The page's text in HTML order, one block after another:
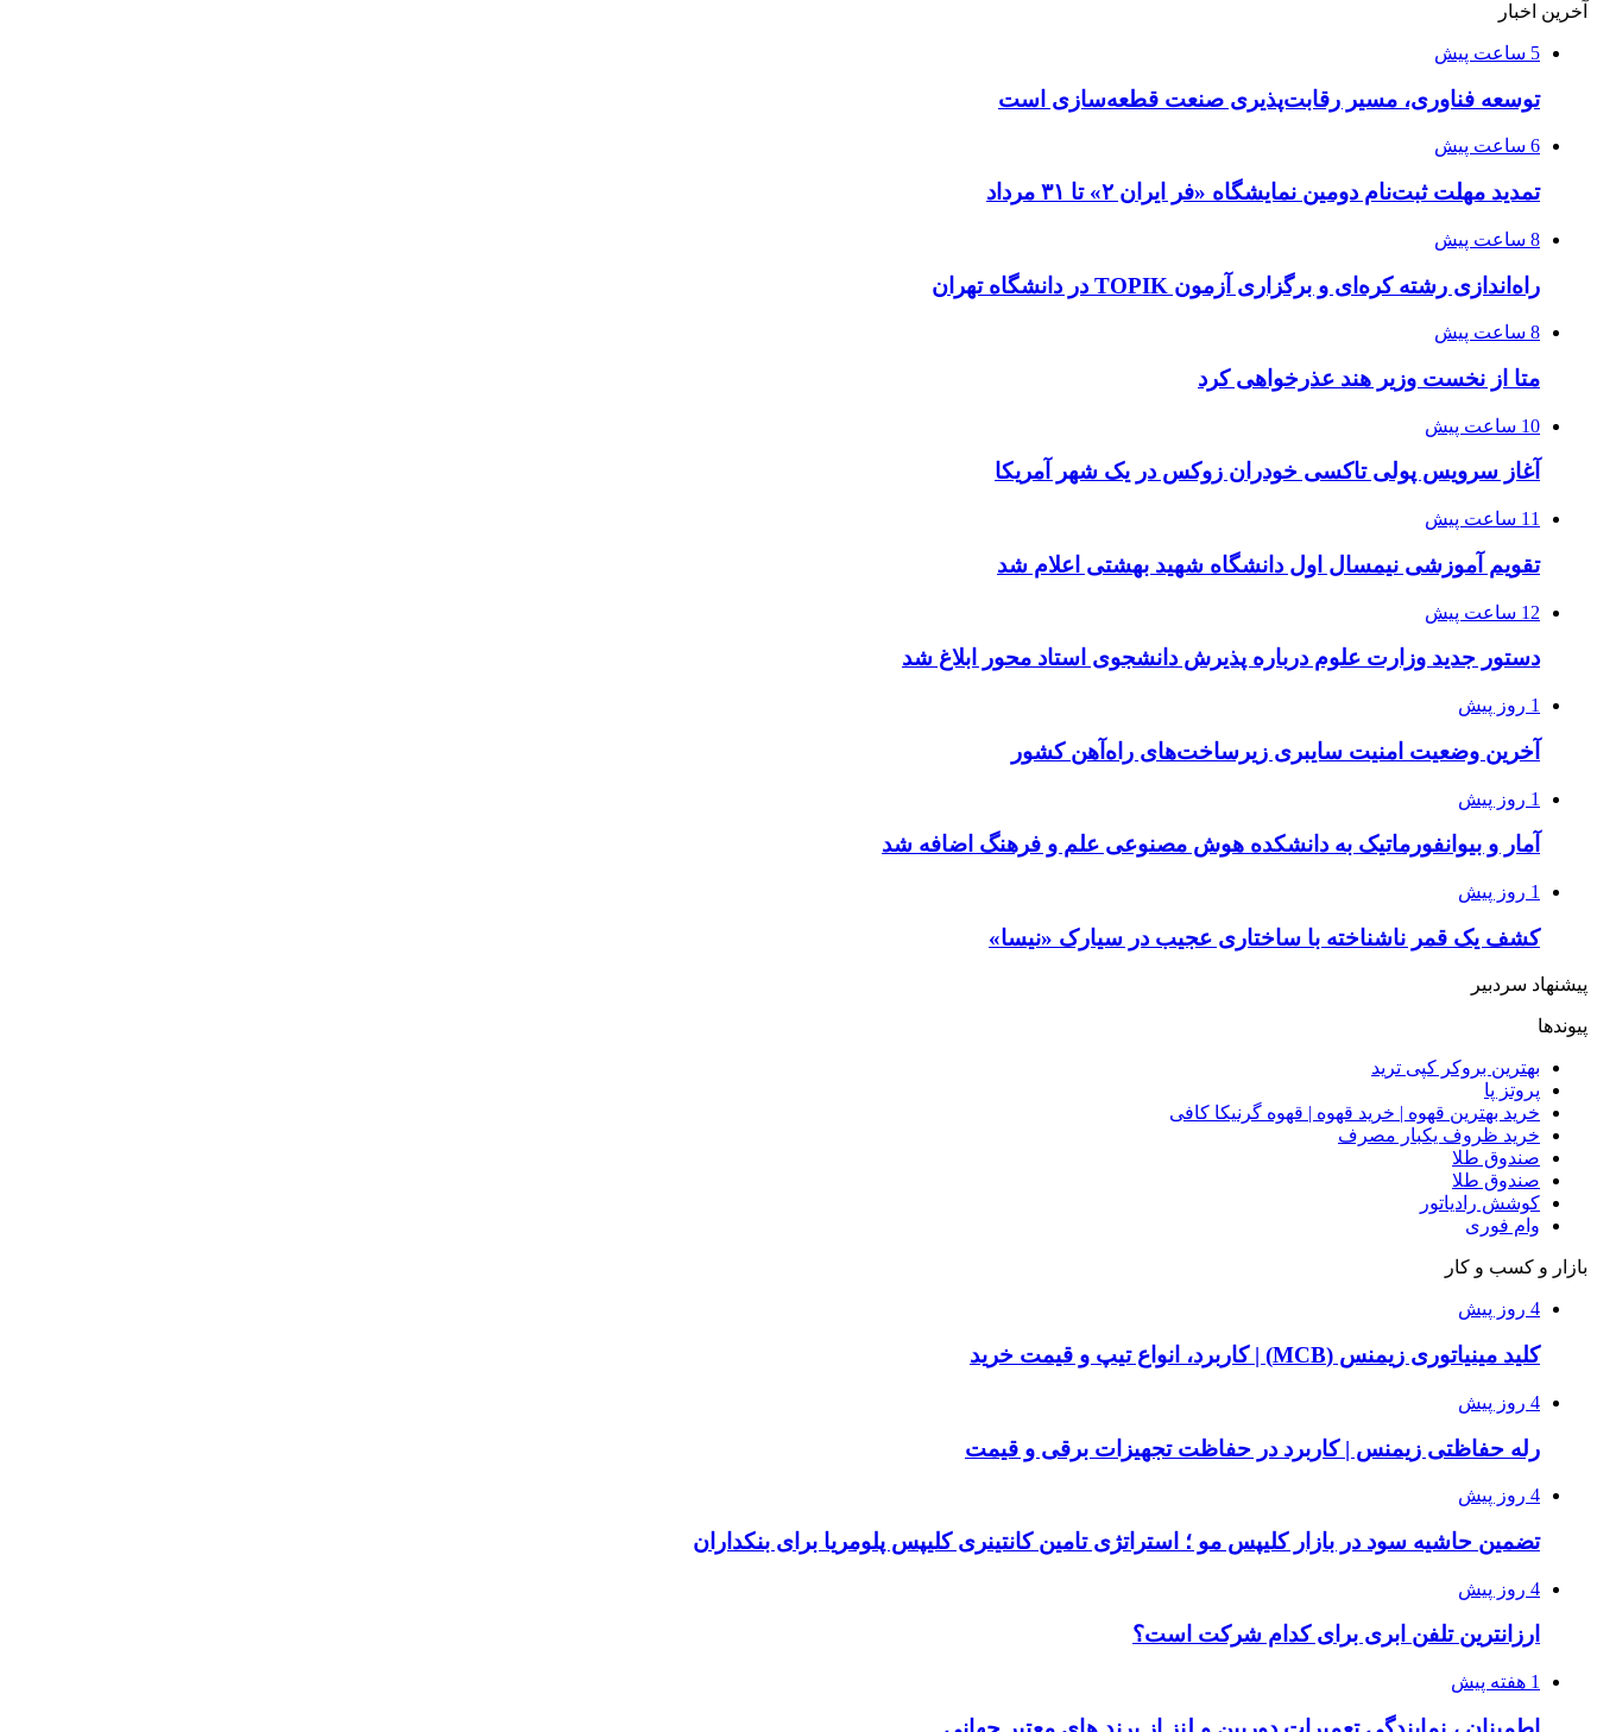
آخرین اخبار
5 ساعت پیش
توسعه فناوری، مسیر رقابت‌پذیری صنعت قطعه‌سازی است
6 ساعت پیش
تمدید مهلت ثبت‌نام دومین نمایشگاه «فر ایران ۲» تا ۳۱ مرداد
8 ساعت پیش
راه‌اندازی رشته کره‌ای و برگزاری آزمون TOPIK در دانشگاه تهران
8 ساعت پیش
متا از نخست وزیر هند عذرخواهی کرد
10 ساعت پیش
آغاز سرویس پولی تاکسی خودران زوکس در یک شهر آمریکا
11 ساعت پیش
تقویم آموزشی نیمسال اول دانشگاه شهید بهشتی اعلام شد
12 ساعت پیش
دستور جدید وزارت علوم درباره پذیرش دانشجوی استاد محور ابلاغ شد
1 روز پیش
آخرین وضعیت امنیت سایبری زیرساخت‌های راه‌آهن کشور
1 روز پیش
آمار و بیوانفورماتیک به دانشکده هوش مصنوعی علم و فرهنگ اضافه شد
1 روز پیش
کشف یک قمر ناشناخته با ساختاری عجیب در سیارک «نیسا»
پیشنهاد سردبیر
پیوندها
بهترین بروکر کپی ترید
پروتز پا
خرید بهترین قهوه | خرید قهوه | قهوه گرنیکا کافی
خرید ظروف یکبار مصرف
صندوق طلا
صندوق طلا
کوشش رادیاتور
وام فوری
بازار و کسب و کار
4 روز پیش
کلید مینیاتوری زیمنس (MCB) | کاربرد، انواع تیپ و قیمت خرید
4 روز پیش
رله حفاظتی زیمنس | کاربرد در حفاظت تجهیزات برقی و قیمت
4 روز پیش
تضمین حاشیه سود در بازار کلیپس مو ؛ استراتژی تامین کانتینری کلیپس پلومریا برای بنکداران
4 روز پیش
ارزانترین تلفن ابری برای کدام شرکت است؟
1 هفته پیش